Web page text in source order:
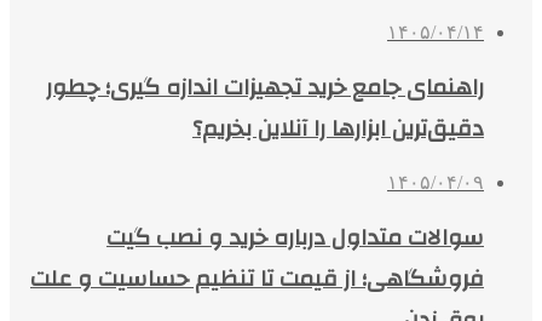
۱۴۰۵/۰۴/۱۴
راهنمای جامع خرید تجهیزات اندازه گیری؛ چطور
دقیق‌ترین ابزارها را آنلاین بخریم؟
۱۴۰۵/۰۴/۰۹
سوالات متداول درباره خرید و نصب گیت
فروشگاهی؛ از قیمت تا تنظیم حساسیت و علت